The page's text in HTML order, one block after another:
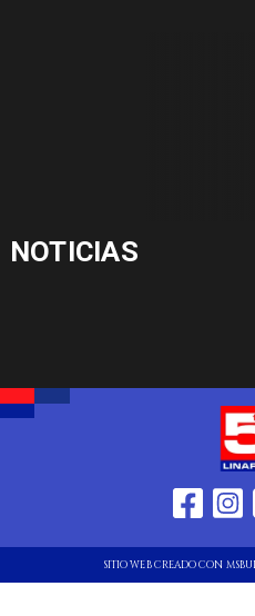
NOTICIAS
SITIO WEB CREADO CON